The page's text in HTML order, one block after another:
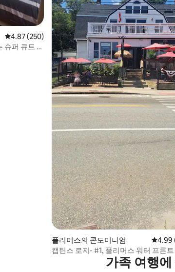
평점 4.87점(5점 만점), 후기 250개
4.87 (250)
슈퍼 큐트 비
플리머스의 콘도미니엄 평점
4.99
캡틴스 로지- #1, 플리머스 워터 프론
가족 여행